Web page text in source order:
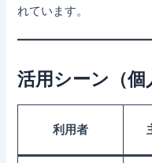
れています。
活用シーン（個
利用者